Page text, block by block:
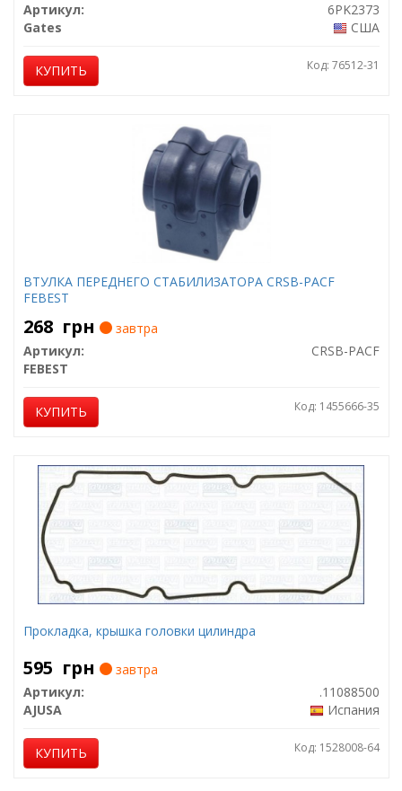
Артикул:
6PK2373
Gates
США
КУПИТЬ Код: 76512-31
ВТУЛКА ПЕРЕДНЕГО СТАБИЛИЗАТОРА CRSB-PACF
FEBEST
268 грн
завтра
Артикул:
CRSB-PACF
FEBEST
КУПИТЬ Код: 1455666-35
Прокладка, крышка головки цилиндра
595 грн
завтра
Артикул:
.11088500
AJUSA
Испания
КУПИТЬ Код: 1528008-64